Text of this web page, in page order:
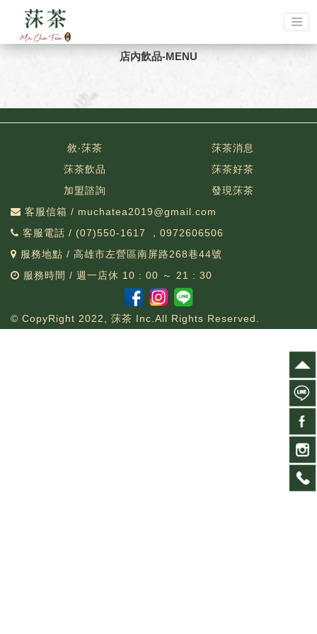
店內飲品-MENU
敘‧莯茶
莯茶消息
莯茶飲品
莯茶好茶
加盟諮詢
發現莯茶
客服信箱 / muchatea2019@gmail.com
客服電話 / (07)550-1617 ，0972606506
服務地點 / 高雄市左營區南屏路268巷44號
服務時間 / 週一店休 10 : 00 ～ 21 : 30
© CopyRight 2022, 莯茶 Inc.All Rights Reserved.